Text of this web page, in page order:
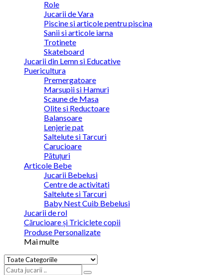
Role
Jucarii de Vara
Piscine si articole pentru piscina
Sanii si articole iarna
Trotinete
Skateboard
Jucarii din Lemn si Educative
Puericultura
Premergatoare
Marsupii si Hamuri
Scaune de Masa
Olite si Reductoare
Balansoare
Lenjerie pat
Saltelute si Tarcuri
Carucioare
Pătuțuri
Articole Bebe
Jucarii Bebelusi
Centre de activitati
Saltelute si Tarcuri
Baby Nest Cuib Bebelusi
Jucarii de rol
Cărucioare și Triciclete copii
Produse Personalizate
Mai multe